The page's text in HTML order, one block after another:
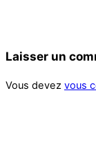
Laisser un
Vous devez vous